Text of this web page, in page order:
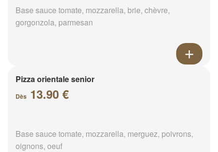
Base sauce tomate, mozzarella, brie, chèvre,
gorgonzola, parmesan
Pizza orientale senior
Dès 13.90 €
Base sauce tomate, mozzarella, merguez, poivrons,
oignons, oeuf